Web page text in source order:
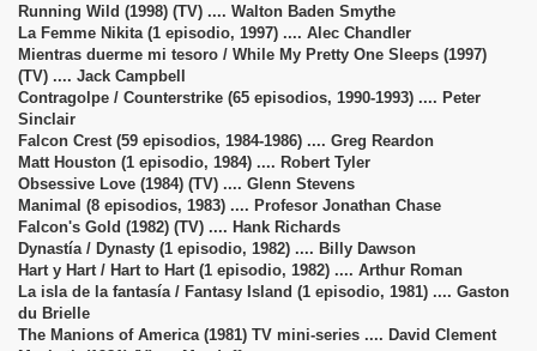
Running Wild (1998) (TV) .... Walton Baden Smythe
La Femme Nikita (1 episodio, 1997) .... Alec Chandler
Mientras duerme mi tesoro / While My Pretty One Sleeps (1997)
(TV) .... Jack Campbell
Contragolpe / Counterstrike (65 episodios, 1990-1993) .... Peter
Sinclair
Falcon Crest (59 episodios, 1984-1986) .... Greg Reardon
Matt Houston (1 episodio, 1984) .... Robert Tyler
Obsessive Love (1984) (TV) .... Glenn Stevens
Manimal (8 episodios, 1983) .... Profesor Jonathan Chase
Falcon's Gold (1982) (TV) .... Hank Richards
Dynastía / Dynasty (1 episodio, 1982) .... Billy Dawson
Hart y Hart / Hart to Hart (1 episodio, 1982) .... Arthur Roman
La isla de la fantasía / Fantasy Island (1 episodio, 1981) .... Gaston
du Brielle
The Manions of America (1981) TV mini-series .... David Clement